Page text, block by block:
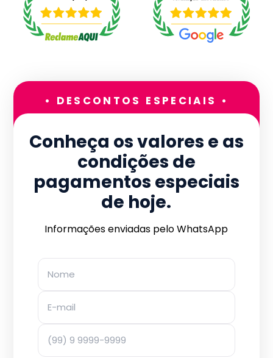
• DESCONTOS ESPECIAIS •
Conheça os valores e as
condições de
pagamentos especiais
de hoje.
Informações enviadas pelo WhatsApp